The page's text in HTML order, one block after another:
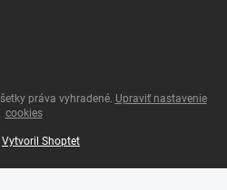
Vytvoril Shoptet
práva vyhradené. Upraviť nastavenie
cookies